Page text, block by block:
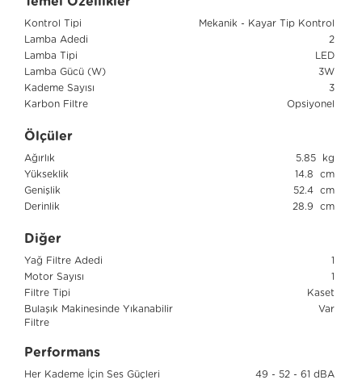
Kontrol Tipi
Mekanik - Kayar Tip Kontrol
Lamba Adedi
2
Lamba Tipi
LED
Lamba Gücü (W)
3W
Kademe Sayısı
3
Karbon Filtre
Opsiyonel
Ölçüler
Ağırlık
5.85 kg
Yükseklik
14.8 cm
Genişlik
52.4 cm
Derinlik
28.9 cm
Diğer
Yağ Filtre Adedi
1
Motor Sayısı
1
Filtre Tipi
Kaset
Bulaşık Makinesinde Yıkanabilir
Filtre
Var
Performans
Her Kademe İçin Ses Güçleri
49 - 52 - 61 dBA